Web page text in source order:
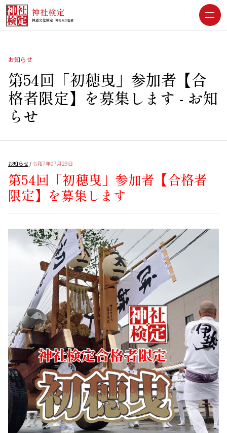
[an error occurred while processing this directive]
お知らせ
第54回「初穂曳」参加者【合
格者限定】を募集します - お知
らせ
お知らせ /令和7年07月29日
第54回「初穂曳」参加者【合格者
限定】を募集します